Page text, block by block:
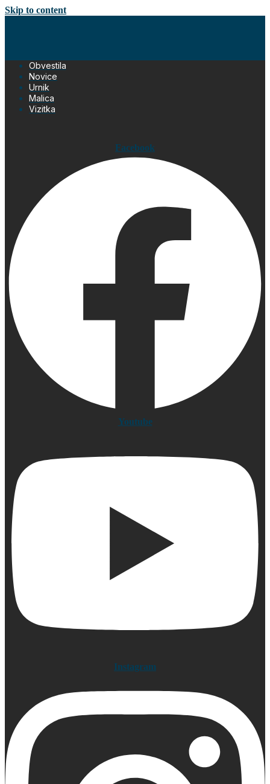
Skip to content
Obvestila
Novice
Urnik
Malica
Vizitka
Facebook
Youtube
Instagram